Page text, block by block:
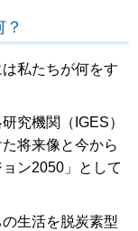
私たちが何をす
究機関（IGES）
将来像と今から
ン2050」として
生活を脱炭素型